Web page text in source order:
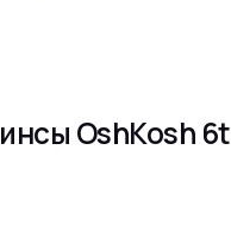
OshKosh 6t